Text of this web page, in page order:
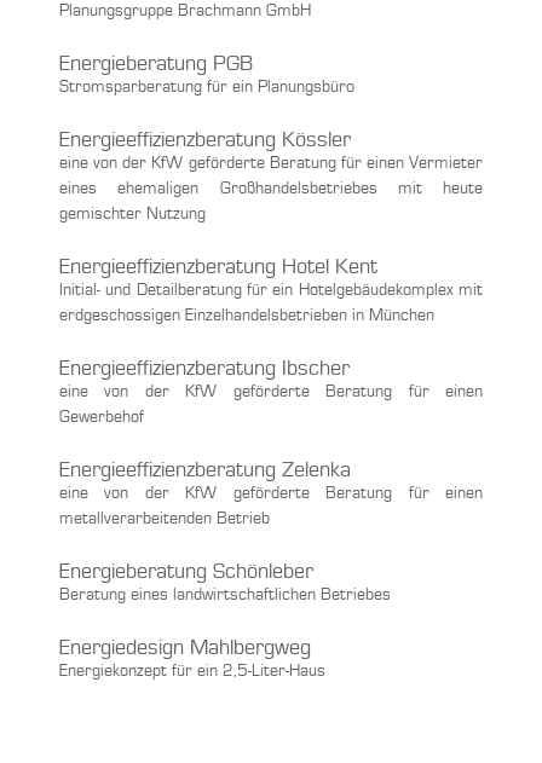
Planungsgruppe Brachmann GmbH
Energieberatung PGB
Stromsparberatung für ein Planungsbüro
Energieeffizienzberatung Kössler
eine von der KfW geförderte Beratung für einen Vermieter
eines ehemaligen Großhandelsbetriebes mit heute
gemischter Nutzung
Energieeffizienzberatung Hotel Kent
Initial- und Detailberatung für ein Hotelgebäudekomplex mit
erdgeschossigen Einzelhandelsbetrieben in München
Energieeffizienzberatung Ibscher
eine von der KfW geförderte Beratung für einen
Gewerbehof
Energieeffizienzberatung Zelenka
eine von der KfW geförderte Beratung für einen
metallverarbeitenden Betrieb
Energieberatung Schönleber
Beratung eines landwirtschaftlichen Betriebes
Energiedesign Mahlbergweg
Energiekonzept für ein 2,5-Liter-Haus